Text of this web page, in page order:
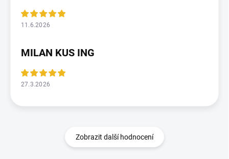
11.6.2026
MILAN KUS ING
27.3.2026
Zobrazit další hodnocení